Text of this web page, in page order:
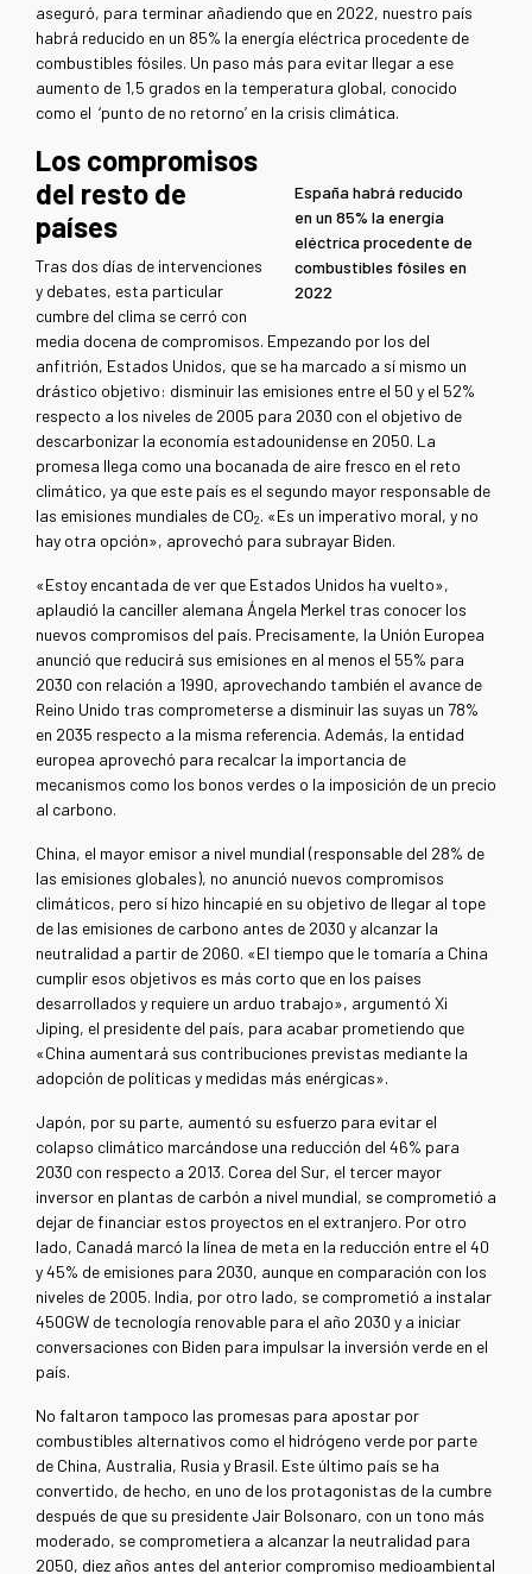
aseguró, para terminar añadiendo que en 2022, nuestro país
habrá reducido en un 85% la energía eléctrica procedente de
combustibles fósiles. Un paso más para evitar llegar a ese
aumento de 1,5 grados en la temperatura global, conocido
como el ‘punto de no retorno’ en la crisis climática.
España habrá reducido
en un 85% la energía
eléctrica procedente de
combustibles fósiles en
2022
Los compromisos
del resto de
países
Tras dos días de intervenciones
y debates, esta particular
cumbre del clima se cerró con
media docena de compromisos. Empezando por los del
anfitrión, Estados Unidos, que se ha marcado a sí mismo un
drástico objetivo: disminuir las emisiones entre el 50 y el 52%
respecto a los niveles de 2005 para 2030 con el objetivo de
descarbonizar la economía estadounidense en 2050. La
promesa llega como una bocanada de aire fresco en el reto
climático, ya que este país es el segundo mayor responsable de
las emisiones mundiales de CO2. «Es un imperativo moral, y no
hay otra opción», aprovechó para subrayar Biden.
«Estoy encantada de ver que Estados Unidos ha vuelto»,
aplaudió la canciller alemana Ángela Merkel tras conocer los
nuevos compromisos del país. Precisamente, la Unión Europea
anunció que reducirá sus emisiones en al menos el 55% para
2030 con relación a 1990, aprovechando también el avance de
Reino Unido tras comprometerse a disminuir las suyas un 78%
en 2035 respecto a la misma referencia. Además, la entidad
europea aprovechó para recalcar la importancia de
mecanismos como los bonos verdes o la imposición de un precio
al carbono.
China, el mayor emisor a nivel mundial (responsable del 28% de
las emisiones globales), no anunció nuevos compromisos
climáticos, pero sí hizo hincapié en su objetivo de llegar al tope
de las emisiones de carbono antes de 2030 y alcanzar la
neutralidad a partir de 2060. «El tiempo que le tomaría a China
cumplir esos objetivos es más corto que en los países
desarrollados y requiere un arduo trabajo», argumentó Xi
Jiping, el presidente del país, para acabar prometiendo que
«China aumentará sus contribuciones previstas mediante la
adopción de políticas y medidas más enérgicas».
Japón, por su parte, aumentó su esfuerzo para evitar el
colapso climático marcándose una reducción del 46% para
2030 con respecto a 2013. Corea del Sur, el tercer mayor
inversor en plantas de carbón a nivel mundial, se comprometió a
dejar de financiar estos proyectos en el extranjero. Por otro
lado, Canadá marcó la línea de meta en la reducción entre el 40
y 45% de emisiones para 2030, aunque en comparación con los
niveles de 2005. India, por otro lado, se comprometió a instalar
450GW de tecnología renovable para el año 2030 y a iniciar
conversaciones con Biden para impulsar la inversión verde en el
país.
No faltaron tampoco las promesas para apostar por
combustibles alternativos como el hidrógeno verde por parte
de China, Australia, Rusia y Brasil. Este último país se ha
convertido, de hecho, en uno de los protagonistas de la cumbre
después de que su presidente Jair Bolsonaro, con un tono más
moderado, se comprometiera a alcanzar la neutralidad para
2050, diez años antes del anterior compromiso medioambiental